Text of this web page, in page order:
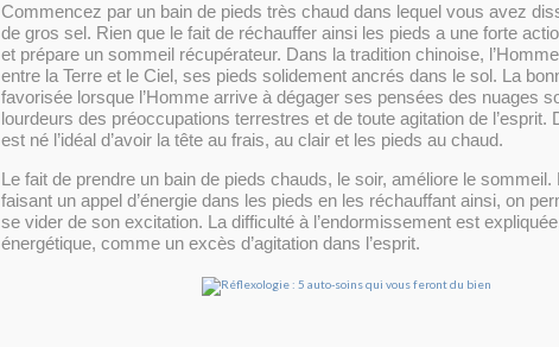
Commencez par un bain de pieds très chaud dans lequel vous avez
de gros sel. Rien que le fait de réchauffer ainsi les pieds a une forte
et prépare un sommeil récupérateur. Dans la tradition chinoise,
entre la Terre et le Ciel, ses pieds solidement ancrés dans le sol. La
favorisée lorsque l’Homme arrive à dégager ses pensées des nuages
lourdeurs des préoccupations terrestres et de toute agitation de l’esprit.
est né l’idéal d’avoir la tête au frais, au clair et les pieds au chaud.
Le fait de prendre un bain de pieds chauds, le soir, améliore le sommeil.
faisant un appel d’énergie dans les pieds en les réchauffant ainsi, on
se vider de son excitation. La difficulté à l’endormissement est
énergétique, comme un excès d’agitation dans l’esprit.